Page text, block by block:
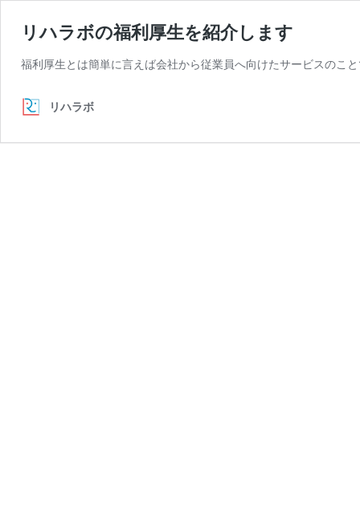
リハラボの福利厚生を紹介します
福利厚生とは簡単に言えば会社から従業員へ向けたサービスのこ
リハラボ